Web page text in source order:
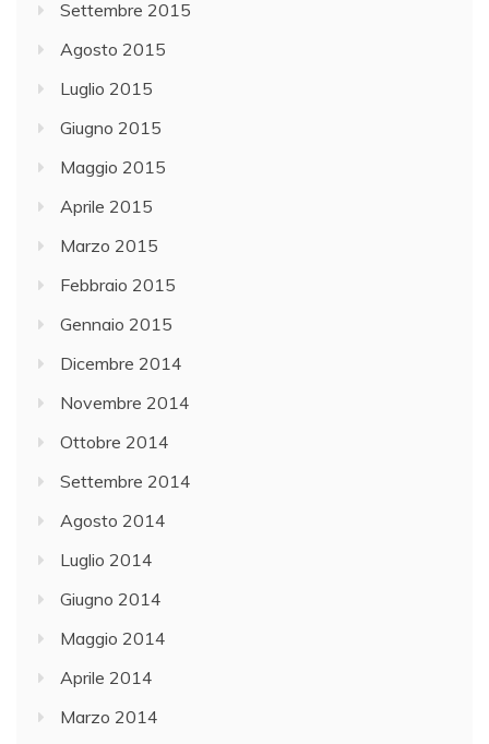
Settembre 2015
Agosto 2015
Luglio 2015
Giugno 2015
Maggio 2015
Aprile 2015
Marzo 2015
Febbraio 2015
Gennaio 2015
Dicembre 2014
Novembre 2014
Ottobre 2014
Settembre 2014
Agosto 2014
Luglio 2014
Giugno 2014
Maggio 2014
Aprile 2014
Marzo 2014